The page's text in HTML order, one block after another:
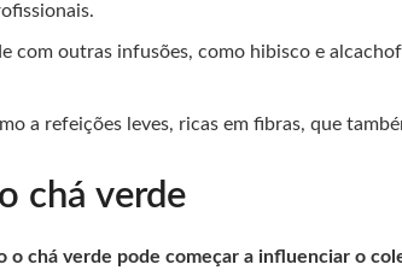
com outras infusões, como hibisco e
a refeições leves, ricas em fibras, que
chá verde
o chá verde pode começar a influenciar o